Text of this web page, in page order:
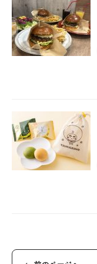
#あなたはどっち？